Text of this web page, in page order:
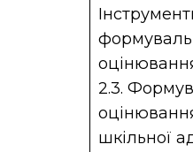
2.3.
шкільної